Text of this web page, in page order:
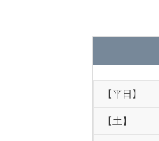
【平日】
【土】